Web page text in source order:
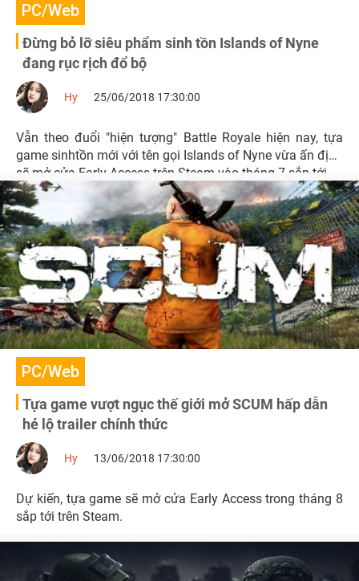
PC/Web
Đừng bỏ lỡ siêu phẩm sinh tồn Islands of Nyne
đang rục rịch đổ bộ
Hy 25/06/2018 17:30:00
Vẫn theo đuổi "hiện tượng" Battle Royale hiện nay, tựa
game sinhtồn mới với tên gọi Islands of Nyne vừa ấn định
sẽ mở cửa Early Access trên Steam vào tháng 7 sắp tới.
PC/Web
Tựa game vượt ngục thế giới mở SCUM hấp dẫn
hé lộ trailer chính thức
Hy 13/06/2018 17:30:00
Dự kiến, tựa game sẽ mở cửa Early Access trong tháng 8
sắp tới trên Steam.